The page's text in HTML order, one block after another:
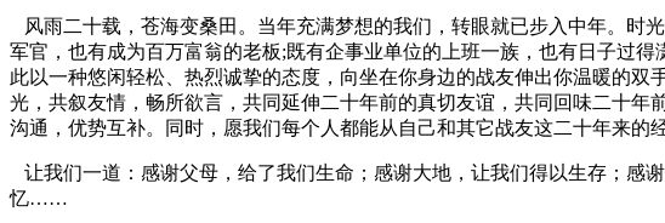
风雨二十载，苍海变桑田。当年充满梦想的我们，转眼就已步入中年。时
军官，也有成为百万富翁的老板;既有企事业单位的上班一族，也有日子过
此以一种悠闲轻松、热烈诚挚的态度，向坐在你身边的战友伸出你温暖的
光，共叙友情，畅所欲言，共同延伸二十年前的真切友谊，共同回味二十
沟通，优势互补。同时，愿我们每个人都能从自己和其它战友这二十年来
让我们一道：感谢父母，给了我们生命；感谢大地，让我们得以生存；感
忆……